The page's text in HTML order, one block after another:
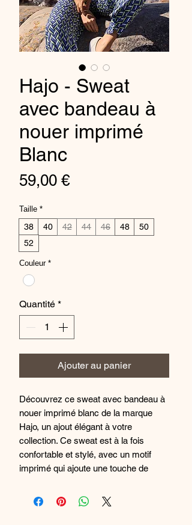
Hajo - Sweat
avec bandeau à
nouer imprimé
Blanc
59,00 €Prix
Taille *
38 40 42 44 46 48
50
52
Couleur *
Quantité *
Ajouter au panier
Découvrez ce sweat avec bandeau à
nouer imprimé blanc de la marque
Hajo, un ajout élégant à votre
collection. Ce sweat est à la fois
confortable et stylé, avec un motif
imprimé qui ajoute une touche de
classique est parfaite pour toutes les
occasions, que ce soit pour être